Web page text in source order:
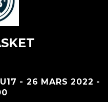
- 26 MARS 2022 -